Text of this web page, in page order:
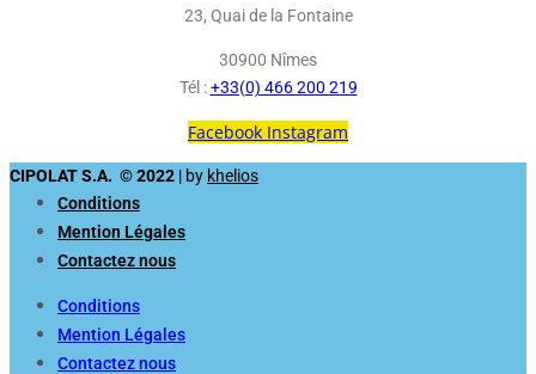
23, Quai de la Fontaine
30900 Nîmes
Tél :+33(0) 466 200 219
Facebook Instagram
CIPOLAT S.A. © 2022 | by khelios
Conditions
Mention Légales
Contactez nous
Conditions
Mention Légales
Contactez nous